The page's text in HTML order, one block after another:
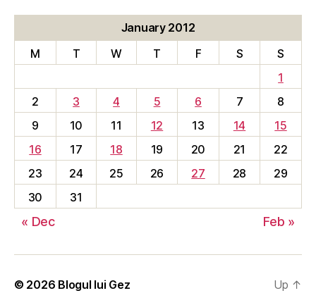
January 2012
M
T W T F S
S
1
2
3 4 5 6 7
8
9
10 11 12 13 14
15
16
17 18 19 20 21
22
23
24 25 26 27 28
29
30
31
« Dec Feb »
© 2026 Blogul lui Gez Up ↑